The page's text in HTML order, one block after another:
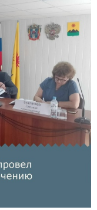
профилактики
правонарушений